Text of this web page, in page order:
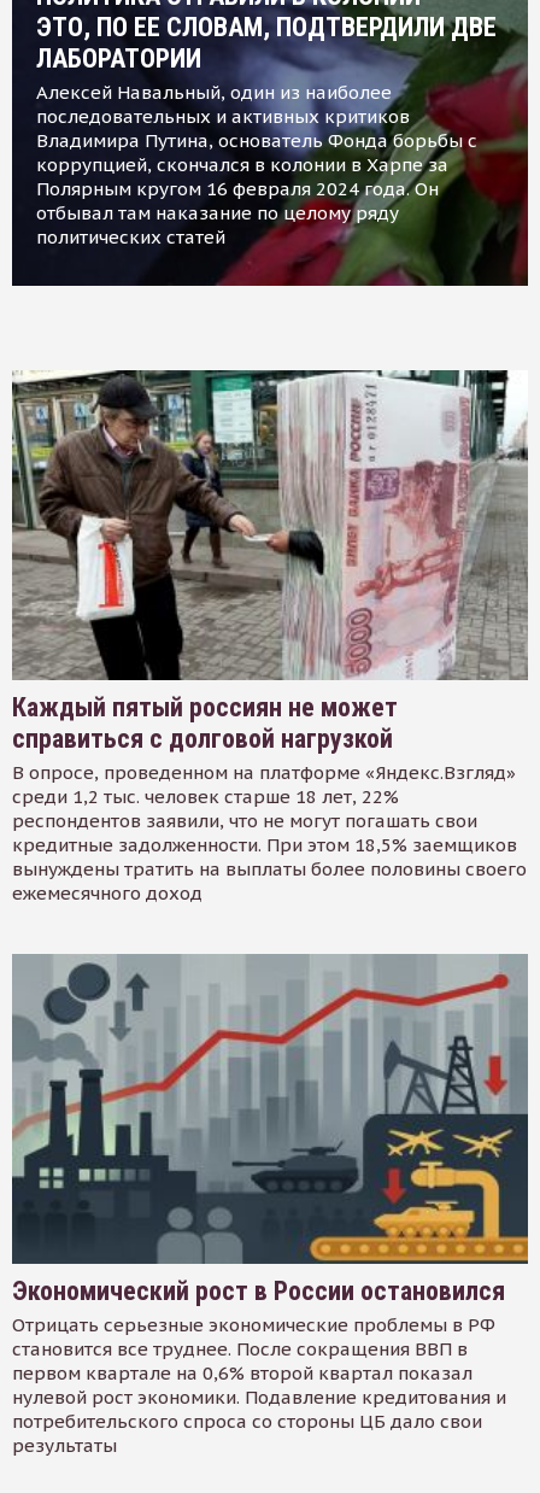
ЭТО, ПО ЕЕ СЛОВАМ, ПОДТВЕРДИЛИ ДВЕ
ЛАБОРАТОРИИ
Алексей Навальный, один из наиболее
последовательных и активных критиков
Владимира Путина, основатель Фонда борьбы с
коррупцией, скончался в колонии в Харпе за
Полярным кругом 16 февраля 2024 года. Он
отбывал там наказание по целому ряду
политических статей
Каждый пятый россиян не может
справиться с долговой нагрузкой
В опросе, проведенном на платформе «Яндекс.Взгляд»
среди 1,2 тыс. человек старше 18 лет, 22%
респондентов заявили, что не могут погашать свои
кредитные задолженности. При этом 18,5% заемщиков
вынуждены тратить на выплаты более половины своего
ежемесячного доход
Экономический рост в России остановился
Отрицать серьезные экономические проблемы в РФ
становится все труднее. После сокращения ВВП в
первом квартале на 0,6% второй квартал показал
нулевой рост экономики. Подавление кредитования и
потребительского спроса со стороны ЦБ дало свои
результаты